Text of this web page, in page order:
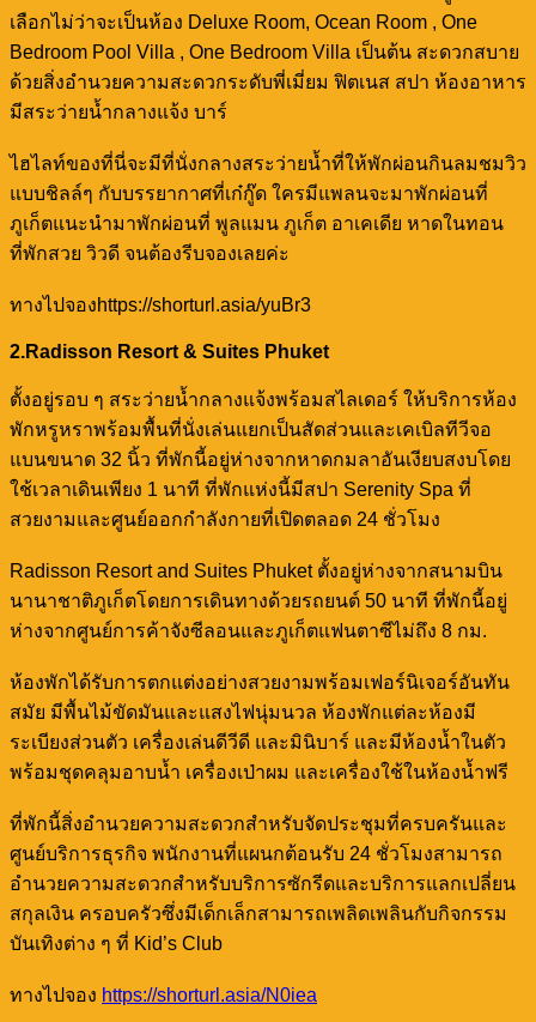
เลือกไม่ว่าจะเป็นห้อง Deluxe Room, Ocean Room , One
Bedroom Pool Villa , One Bedroom Villa เป็นต้น สะดวกสบาย
ด้วยสิ่งอำนวยความสะดวกระดับพี่เมี่ยม ฟิตเนส สปา ห้องอาหาร
มีสระว่ายน้ำกลางแจ้ง บาร์
ไฮไลท์ของที่นี่จะมีที่นั่งกลางสระว่ายน้ำที่ให้พักผ่อนกินลมชมวิว
แบบชิลล์ๆ กับบรรยากาศที่เก๋กู๊ด ใครมีแพลนจะมาพักผ่อนที่
ภูเก็ตแนะนำมาพักผ่อนที่ พูลแมน ภูเก็ต อาเคเดีย หาดในทอน
ที่พักสวย วิวดี จนต้องรีบจองเลยค่ะ
ทางไปจองhttps://shorturl.asia/yuBr3
2.Radisson Resort & Suites Phuket
ตั้งอยู่รอบ ๆ สระว่ายน้ำกลางแจ้งพร้อมสไลเดอร์ ให้บริการห้อง
พักหรูหราพร้อมพื้นที่นั่งเล่นแยกเป็นสัดส่วนและเคเบิลทีวีจอ
แบนขนาด 32 นิ้ว ที่พักนี้อยู่ห่างจากหาดกมลาอันเงียบสงบโดย
ใช้เวลาเดินเพียง 1 นาที ที่พักแห่งนี้มีสปา Serenity Spa ที่
สวยงามและศูนย์ออกกำลังกายที่เปิดตลอด 24 ชั่วโมง
Radisson Resort and Suites Phuket ตั้งอยู่ห่างจากสนามบิน
นานาชาติภูเก็ตโดยการเดินทางด้วยรถยนต์ 50 นาที ที่พักนี้อยู่
ห่างจากศูนย์การค้าจังซีลอนและภูเก็ตแฟนตาซีไม่ถึง 8 กม.
ห้องพักได้รับการตกแต่งอย่างสวยงามพร้อมเฟอร์นิเจอร์อันทัน
สมัย มีพื้นไม้ขัดมันและแสงไฟนุ่มนวล ห้องพักแต่ละห้องมี
ระเบียงส่วนตัว เครื่องเล่นดีวีดี และมินิบาร์ และมีห้องน้ำในตัว
พร้อมชุดคลุมอาบน้ำ เครื่องเป่าผม และเครื่องใช้ในห้องน้ำฟรี
ที่พักนี้สิ่งอำนวยความสะดวกสำหรับจัดประชุมที่ครบครันและ
ศูนย์บริการธุรกิจ พนักงานที่แผนกต้อนรับ 24 ชั่วโมงสามารถ
อำนวยความสะดวกสำหรับบริการซักรีดและบริการแลกเปลี่ยน
สกุลเงิน ครอบครัวซึ่งมีเด็กเล็กสามารถเพลิดเพลินกับกิจกรรม
บันเทิงต่าง ๆ ที่ Kid’s Club
ทางไปจอง https://shorturl.asia/N0iea